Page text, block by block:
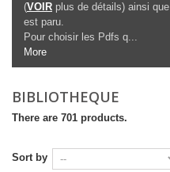
(VOIR plus de détails) ainsi que
est paru.
Pour choisir les Pdfs q...
More
BIBLIOTHEQUE
There are 701 products.
Sort by